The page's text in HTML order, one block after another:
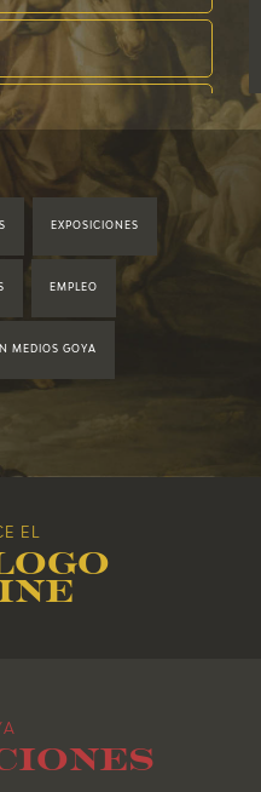
EXPOSICIONES
EMPLEO
MEDIOS GOYA
EL